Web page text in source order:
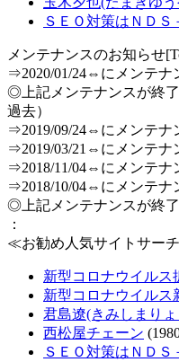
ＳＥＯ対策はＮＤＳ
メンテナンスのお知らせ
⇒2020/01/24⇔にメンテナ
◎上記メンテナンスが終
過去）
⇒2019/09/24⇔にメンテナ
⇒2019/03/21⇔にメンテナ
⇒2018/11/04⇔にメンテナ
⇒2018/10/04⇔にメンテナ
◎上記メンテナンスが終
：
≪お勧め人気サイトサー
新型コロナウイル
新型コロナウイルス
君島遼(きみしまり
西松屋チェーン
ＳＥＯ対策はＮＤＳ